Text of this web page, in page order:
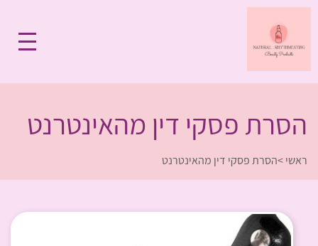
הסרת פסקי דין מהאינטרנט
ראשי>הסרת פסקי דין מהאינטרנט